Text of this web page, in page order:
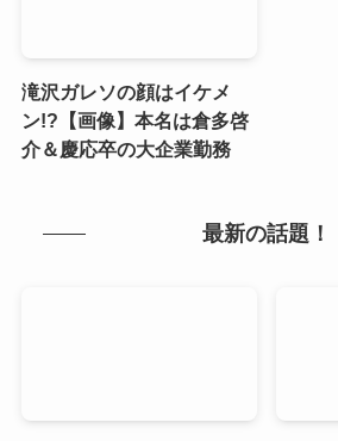
滝沢ガレソの顔はイケメ
ン!?【画像】本名は倉多啓
介＆慶応卒の大企業勤務
最新の話題！